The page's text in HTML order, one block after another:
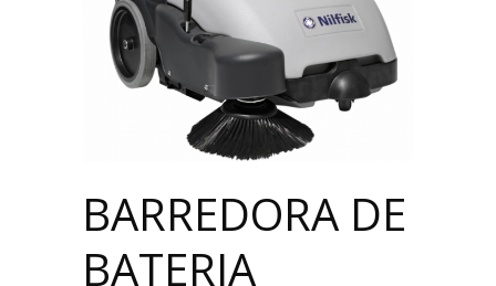
BARREDORA DE
BATERIA